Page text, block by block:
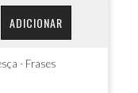
ADICIONAR
- Frases